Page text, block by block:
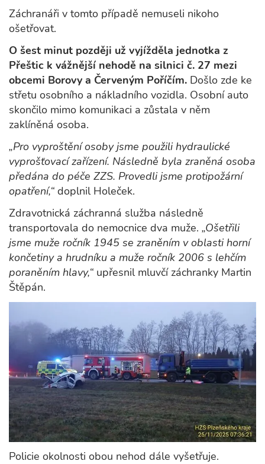
Záchranáři v tomto případě nemuseli nikoho
ošetřovat.
O šest minut později už vyjížděla jednotka z
Přeštic k vážnější nehodě na silnici č. 27 mezi
obcemi Borovy a Červeným Poříčím. Došlo zde ke
střetu osobního a nákladního vozidla. Osobní auto
skončilo mimo komunikaci a zůstala v něm
zaklíněná osoba.
„Pro vyproštění osoby jsme použili hydraulické
vyprošťovací zařízení. Následně byla zraněná osoba
předána do péče ZZS. Provedli jsme protipožární
opatření,“ doplnil Holeček.
Zdravotnická záchranná služba následně
transportovala do nemocnice dva muže. „Ošetřili
jsme muže ročník 1945 se zraněním v oblasti horní
končetiny a hrudníku a muže ročník 2006 s lehčím
poraněním hlavy,“ upřesnil mluvčí záchranky Martin
Štěpán.
Policie okolnosti obou nehod dále vyšetřuje.